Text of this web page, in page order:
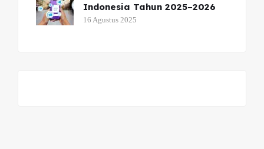
Indonesia Tahun 2025–2026
16 Agustus 2025